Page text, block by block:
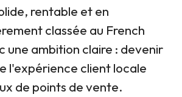
rentable et en
classée au French
une ambition claire : devenir
l'expérience client locale
de points de vente.